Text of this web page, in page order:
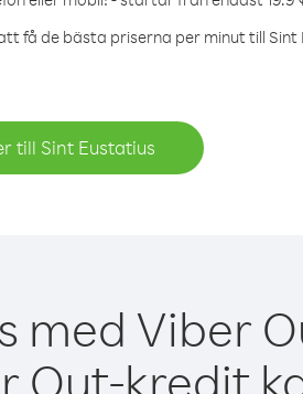
få de bästa priserna per minut till Sint
till Sint Eustatius
med Viber
Out-kredit